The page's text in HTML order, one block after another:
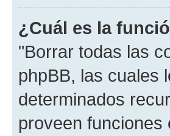
¿Cuál es la
"Borrar todas las
phpBB, las cuales
determinados
proveen funciones